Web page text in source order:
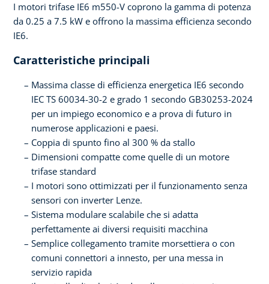
I motori trifase IE6 m550-V coprono la gamma di potenza
da 0.25 a 7.5 kW e offrono la massima efficienza secondo
IE6.
Caratteristiche principali
Massima classe di efficienza energetica IE6 secondo
IEC TS 60034-30-2 e grado 1 secondo GB30253-2024
per un impiego economico e a prova di futuro in
numerose applicazioni e paesi.
Coppia di spunto fino al 300 % da stallo
Dimensioni compatte come quelle di un motore
trifase standard
I motori sono ottimizzati per il funzionamento senza
sensori con inverter Lenze.
Sistema modulare scalabile che si adatta
perfettamente ai diversi requisiti macchina
Semplice collegamento tramite morsettiera o con
comuni connettori a innesto, per una messa in
servizio rapida